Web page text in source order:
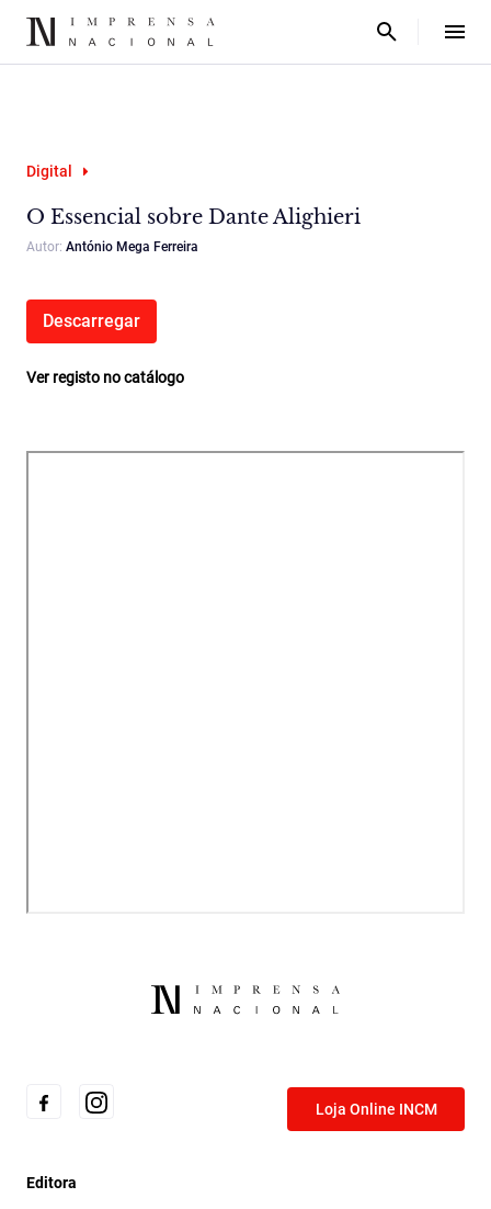
Digital
O Essencial sobre Dante Alighieri
Autor: António Mega Ferreira
Descarregar
Ver registo no catálogo
Loja Online INCM
Editora